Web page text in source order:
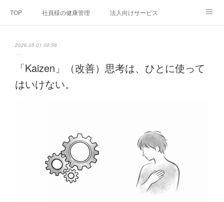
TOP 社員様の健康管理 法人向けサービス
2026.05.01 00:56
「Kaizen」（改善）思考は、ひとに使って
はいけない。